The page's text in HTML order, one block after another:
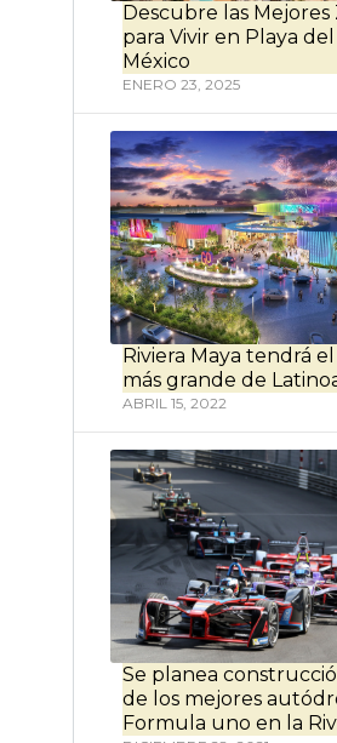
Descubre las Mejores
para Vivir en Playa
México
ENERO 23, 2025
Riviera Maya tendrá
más grande de
ABRIL 15, 2022
Se planea
de los mejores
Formula uno en la